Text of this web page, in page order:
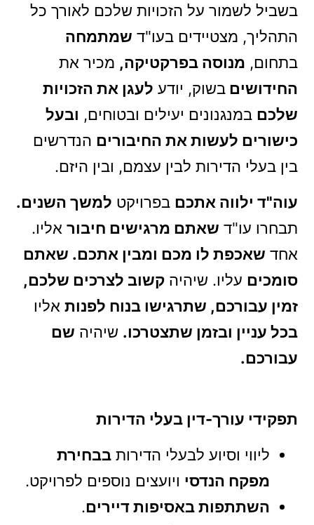
בשביל לשמור על הזכויות שלכם לאורך כל
התהליך, מצטיידים בעו"ד שמתמחה
בתחום, מנוסה בפרקטיקה, מכיר את
החידושים בשוק, יודע לעגן את הזכויות
שלכם במנגנונים יעילים ובטוחים, ובעל
כישורים לעשות את החיבורים הנדרשים
בין בעלי הדירות לבין עצמם, ובין היזם.
עוה"ד ילווה אתכם בפרויקט למשך השנים.
תבחרו עו"ד שאתם מרגישים חיבור אליו.
אחד שאכפת לו מכם ומבין אתכם. שאתם
סומכים עליו. שיהיה קשוב לצרכים שלכם,
זמין עבורכם, שתרגישו בנוח לפנות אליו
בכל עניין ובזמן שתצטרכו. שיהיה שם
עבורכם.
תפקידי עורך-דין בעלי הדירות
ליווי וסיוע לבעלי הדירות בבחירת
מפקח הנדסי ויועצים נוספים לפרויקט.
השתתפות באסיפות דיירים.